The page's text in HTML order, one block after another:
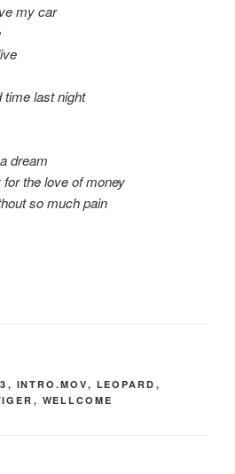
my car
time last night
dream
the love of money
so much pain
, INTRO.MOV, LEOPARD ,
, WELLCOME